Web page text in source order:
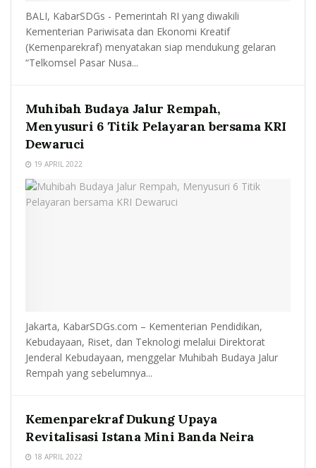
BALI, KabarSDGs - Pemerintah RI yang diwakili
Kementerian Pariwisata dan Ekonomi Kreatif
(Kemenparekraf) menyatakan siap mendukung gelaran
“Telkomsel Pasar Nusa...
Muhibah Budaya Jalur Rempah,
Menyusuri 6 Titik Pelayaran bersama KRI
Dewaruci
19 APRIL 2022
Jakarta, KabarSDGs.com – Kementerian Pendidikan,
Kebudayaan, Riset, dan Teknologi melalui Direktorat
Jenderal Kebudayaan, menggelar Muhibah Budaya Jalur
Rempah yang sebelumnya...
Kemenparekraf Dukung Upaya
Revitalisasi Istana Mini Banda Neira
18 APRIL 2022